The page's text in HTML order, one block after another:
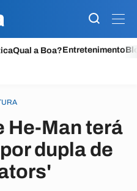
Qual a Boa?Entretenimento
He-Man terá
dupla de